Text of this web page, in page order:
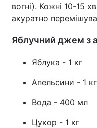
вогні). Кожні 10-15
акуратно
Яблучний джем з
Яблука - 1 кг
Апельсини - 1 кг
Вода - 400 мл
Цукор - 1 кг